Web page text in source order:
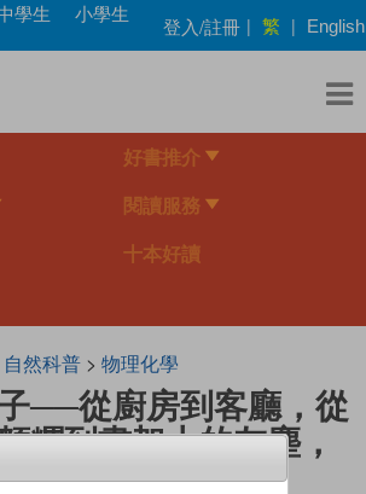
學生
小學生
登入/註冊 | 繁 | English
好書推介
閱讀服務
十本好讀
自然科普> 物理化學
──從廚房到客廳，從
糰到書架上的灰塵，
71個物理不思議